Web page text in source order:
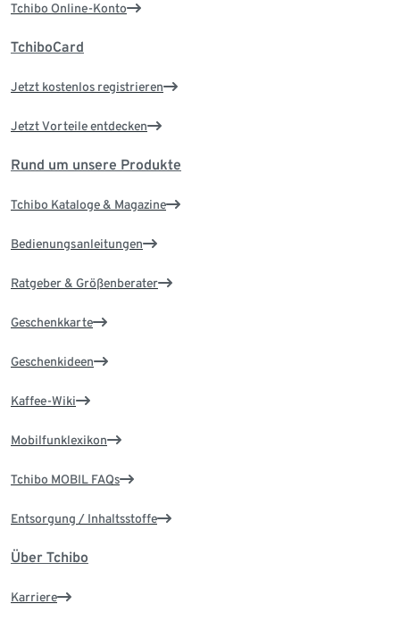
Tchibo Online-Konto
TchiboCard
Jetzt kostenlos registrieren
Jetzt Vorteile entdecken
Rund um unsere Produkte
Tchibo Kataloge & Magazine
Bedienungsanleitungen
Ratgeber & Größenberater
Geschenkkarte
Geschenkideen
Kaffee-Wiki
Mobilfunklexikon
Tchibo MOBIL FAQs
Entsorgung / Inhaltsstoffe
Über Tchibo
Karriere